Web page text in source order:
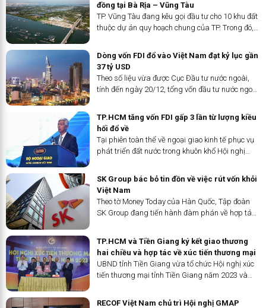
đồng tại Bà Rịa – Vũng Tàu
TP. Vũng Tàu đang kêu gọi đầu tư cho 10 khu đất
thuộc dự án quy hoạch chung của TP. Trong đó,
Khu đô thị đường 3/2, Khu công viên văn hóa - đô
thị Bàu Trũng...
Dòng vốn FDI đổ vào Việt Nam đạt kỷ lục gần
37 tỷ USD
Theo số liệu vừa được Cục Đầu tư nước ngoài,
tính đến ngày 20/12, tổng vốn đầu tư nước ngoài
tăng 32,1% so với cùng kỳ.
TP.HCM tăng vốn FDI gấp 3 lần từ lượng kiều
hối đổ về
Tại phiên toàn thể về ngoại giao kinh tế phục vụ
phát triển đất nước trong khuôn khổ Hội nghị
Phó Chủ tịch UBND TP.HCM Võ Văn Hoan cho
biết, trong năm 2023,...
SK Group bác bỏ tin đồn về việc rút vốn khỏi
Việt Nam
Theo tờ Money Today của Hàn Quốc, Tập đoàn
SK Group đang tiến hành đàm phán về hợp tác
điểm kinh doanh' ở Đông Nam Á. Do đó, tin đồn
về việc rút vốn khỏi...
TP.HCM và Tiền Giang ký kết giao thương
hai chiều và hợp tác về xúc tiến thương mại
UBND tỉnh Tiền Giang vừa tổ chức Hội nghị xúc
tiến thương mại tỉnh Tiền Giang năm 2023 và
sản phẩm đặc trưng của Tiền Giang tại TP.HCM.
RECOF Việt Nam chủ trì Hội nghị GMAP